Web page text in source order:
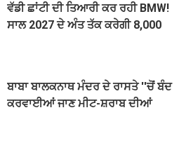
ਵੱਡੀ ਛਾਂਟੀ ਦੀ ਤਿਆਰੀ ਕਰ ਰਹੀ BMW!
ਸਾਲ 2027 ਦੇ ਅੰਤ ਤੱਕ ਕਰੇਗੀ 8,000
ਬਾਬਾ ਬਾਲਕਨਾਥ ਮੰਦਰ ਦੇ ਰਾਸਤੇ ''ਚੋਂ ਬੰਦ
ਕਰਵਾਈਆਂ ਜਾਣ ਮੀਟ-ਸ਼ਰਾਬ ਦੀਆਂ